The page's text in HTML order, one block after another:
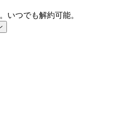
いつでも解約可能。